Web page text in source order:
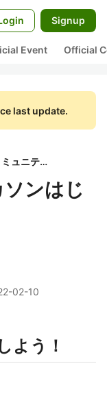
Signup
Event Official
last update.
JPYC開発コミュニティ
ンはじ
02-10
よう！